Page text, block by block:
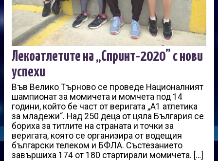
Лекоатлетите на „Спринт-2020” с нови
успехи
Във Велико Търново се проведе Националният
шампионат за момичета и момчета под 14
години, който бе част от веригата „А1 атлетика
за младежи“. Над 250 деца от цяла България се
бориха за титлите на страната и точки за
веригата, която се организира от водещия
български телеком и БФЛА. Състезанието
завършиха 174 от 180 стартирали момичета. […]